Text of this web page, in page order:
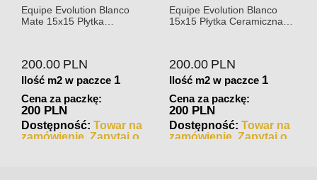
Equipe Evolution Blanco
Mate 15x15 Płytka
200.00 PLN
Ilość m2 w paczce 1
Cena za paczkę:
200 PLN
Dostępność: Towar na
zamówienie. Zapytaj o
Equipe Evolution Blanco
15x15 Płytka Ceramiczna
200.00 PLN
Ilość m2 w paczce 1
Cena za paczkę:
200 PLN
Dostępność: Towar na
zamówienie. Zapytaj o